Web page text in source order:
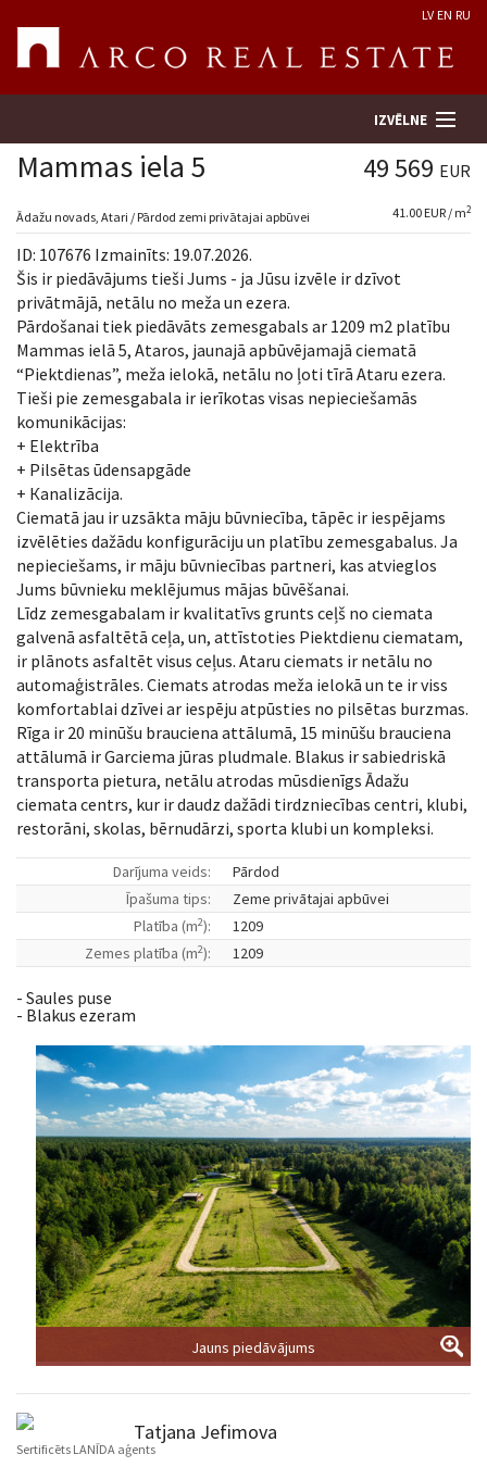
LV EN RU
IZVĒLNE
Meklēt īpašumu
Novērtēt īpašumu
Uzņēmums
Pakalpojumi
Kontakti
Mammas iela 5 49 569 EUR
Ādažu novads, Atari / Pārdod zemi privātajai apbūvei 41.00 EUR / m2
ID: 107676 Izmainīts: 19.07.2026.
Šis ir piedāvājums tieši Jums - ja Jūsu izvēle ir dzīvot
privātmājā, netālu no meža un ezera.
Pārdošanai tiek piedāvāts zemesgabals ar 1209 m2 platību
Mammas ielā 5, Ataros, jaunajā apbūvējamajā ciematā
“Piektdienas”, meža ielokā, netālu no ļoti tīrā Ataru ezera.
Tieši pie zemesgabala ir ierīkotas visas nepieciešamās
komunikācijas:
+ Elektrība
+ Pilsētas ūdensapgāde
+ Кanalizācija.
Ciematā jau ir uzsākta māju būvniecība, tāpēc ir iespējams
izvēlēties dažādu konfigurāciju un platību zemesgabalus. Ja
nepieciešams, ir māju būvniecības partneri, kas atvieglos
Jums būvnieku meklējumus mājas būvēšanai.
Līdz zemesgabalam ir kvalitatīvs grunts ceļš no ciemata
galvenā asfaltētā ceļa, un, attīstoties Piektdienu ciematam,
ir plānots asfaltēt visus ceļus. Ataru ciemats ir netālu no
automaģistrāles. Ciemats atrodas meža ielokā un te ir viss
komfortablai dzīvei ar iespēju atpūsties no pilsētas burzmas.
Rīga ir 20 minūšu brauciena attālumā, 15 minūšu brauciena
attālumā ir Garciema jūras pludmale. Blakus ir sabiedriskā
transporta pietura, netālu atrodas mūsdienīgs Ādažu
ciemata centrs, kur ir daudz dažādi tirdzniecības centri, klubi,
restorāni, skolas, bērnudārzi, sporta klubi un kompleksi.
Darījuma veids:
Pārdod
Īpašuma tips:
Zeme privātajai apbūvei
Platība (m2):
1209
Zemes platība (m2): 1209
- Saules puse
- Blakus ezeram
Jauns piedāvājums
Jauns piedāvājums
Tatjana Jefimova
Sertificēts LANĪDA aģents